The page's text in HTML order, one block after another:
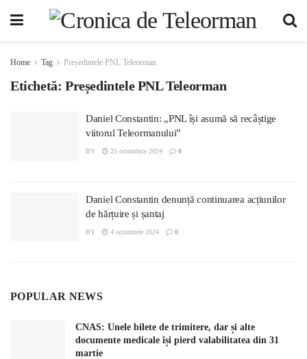
Home Tag Președintele PNL Teleorman
Etichetă: Președintele PNL Teleorman
Daniel Constantin: „PNL își asumă să recâștige
viitorul Teleormanului”
BY 25 octombrie 2024 0
Daniel Constantin denunță continuarea acțiunilor
de hărțuire și șantaj
BY 4 octombrie 2024 0
POPULAR NEWS
CNAS: Unele bilete de trimitere, dar și alte
documente medicale își pierd valabilitatea din 31
martie